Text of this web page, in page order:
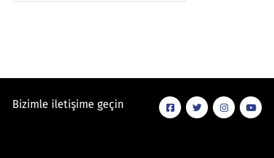
Bizimle iletişime geçin